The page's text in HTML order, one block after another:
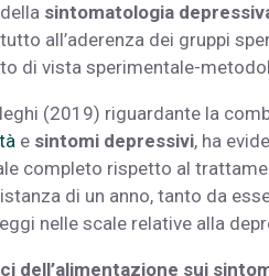
sintomatologia
all’aderenza dei gruppi
di vista sperimentale-
(2019) riguardante la
e sintomi depressivi, ha
completo rispetto al
di un anno, tanto da
nelle scale relative alla
dell’alimentazione sui